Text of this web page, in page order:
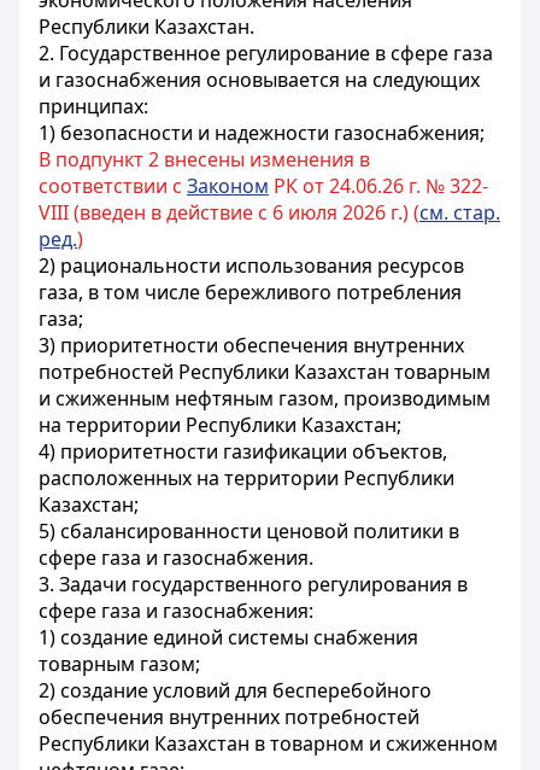
Республики Казахстан.
2. Государственное регулирование в сфере газа
и газоснабжения основывается на следующих
принципах:
1) безопасности и надежности газоснабжения;
В подпункт 2 внесены изменения в
соответствии с Законом РК от 24.06.26 г. № 322-
VIII (введен в действие с 6 июля 2026 г.) (см. стар.
ред.)
2) рациональности использования ресурсов
газа, в том числе бережливого потребления
газа;
3) приоритетности обеспечения внутренних
потребностей Республики Казахстан товарным
и сжиженным нефтяным газом, производимым
на территории Республики Казахстан;
4) приоритетности газификации объектов,
расположенных на территории Республики
Казахстан;
5) сбалансированности ценовой политики в
сфере газа и газоснабжения.
3. Задачи государственного регулирования в
сфере газа и газоснабжения:
1) создание единой системы снабжения
товарным газом;
2) создание условий для бесперебойного
обеспечения внутренних потребностей
Республики Казахстан в товарном и сжиженном